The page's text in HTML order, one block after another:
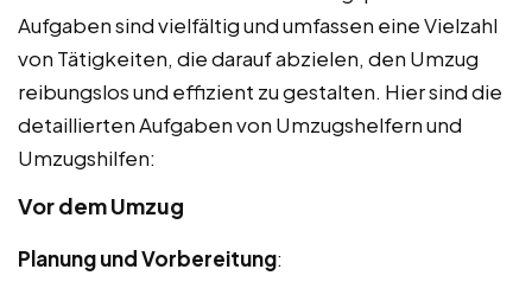
Aufgaben sind vielfältig und umfassen eine Vielzahl
von Tätigkeiten, die darauf abzielen, den Umzug
reibungslos und effizient zu gestalten. Hier sind die
detaillierten Aufgaben von Umzugshelfern und
Umzugshilfen:
Vor dem Umzug
Planung und Vorbereitung: